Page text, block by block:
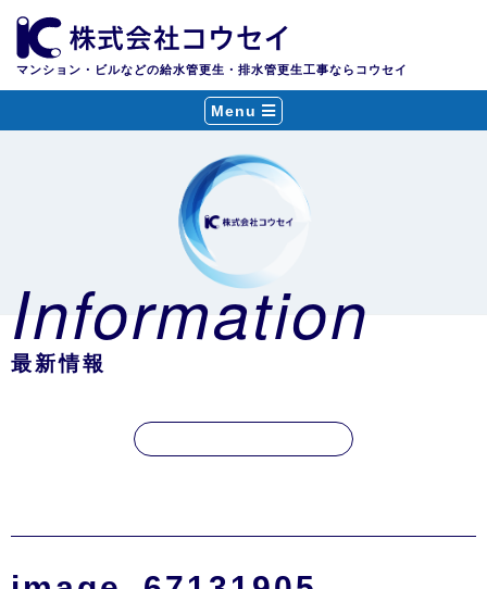
マンション・ビルなどの給水管更生・排水管更生工事ならコウセイ
Menu
Information
最新情報